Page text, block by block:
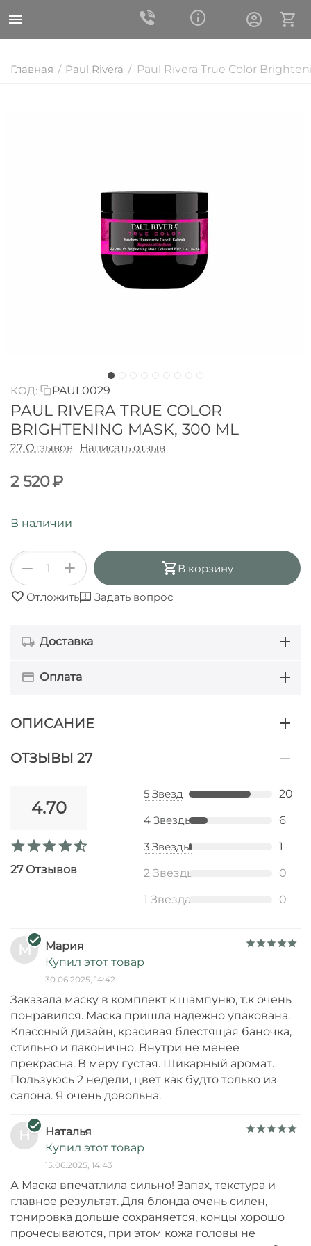
Главная / Paul Rivera / Paul Rivera True Color
КОД: PAUL0029
PAUL RIVERA TRUE COLOR
BRIGHTENING MASK, 300 ML
27 Отзывов Написать отзыв
2 520₽
В наличии
+
− В корзину
Отложить Задать вопрос
Доставка
Оплата
ОПИСАНИЕ
ОТЗЫВЫ 27
4.70
27 Отзывов
5 Звезд
20
4 Звезды
6
3 Звезды
1
2 Звезды
0
1 Звезда
0
М
Мария
Купил этот товар
30.06.2025, 14:42
Заказала маску в комплект к шампуню, т.к очень
понравился. Маска пришла надежно упакована.
Классный дизайн, красивая блестящая баночка,
стильно и лаконично. Внутри не менее
прекрасна. В меру густая. Шикарный аромат.
Пользуюсь 2 недели, цвет как будто только из
салона. Я очень довольна.
Н
Наталья
Купил этот товар
15.06.2025, 14:43
А Маска впечатлила сильно! Запах, текстура и
главное результат. Для блонда очень силен,
тонировка дольше сохраняется, концы хорошо
прочесываются, при этом кожа головы не